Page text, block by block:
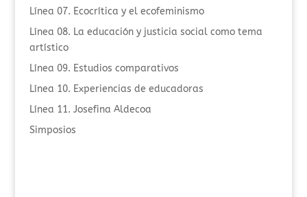
Línea 07. Ecocrítica y el ecofeminismo
Línea 08. La educación y justicia social como tema
artístico
Línea 09. Estudios comparativos
Línea 10. Experiencias de educadoras
Línea 11. Josefina Aldecoa
Simposios